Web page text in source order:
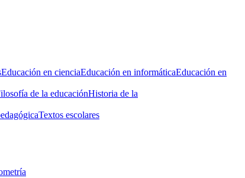
Educación en cienciaEducación en informáticaEducación en
de la educaciónHistoria de la
Textos escolares